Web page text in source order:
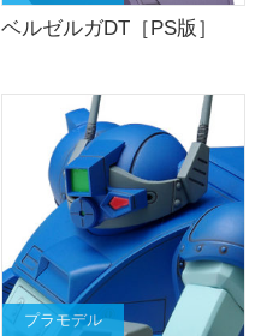
ベルゼルガDT［PS版］
プラモデル